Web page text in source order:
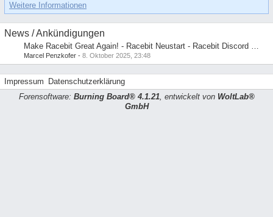
Weitere Informationen
News / Ankündigungen
Make Racebit Great Again! - Racebit Neustart - Racebit Discord Server
Marcel Penzkofer - 8. Oktober 2025, 23:48
Impressum
Datenschutzerklärung
Forensoftware: Burning Board® 4.1.21, entwickelt von WoltLab®
GmbH